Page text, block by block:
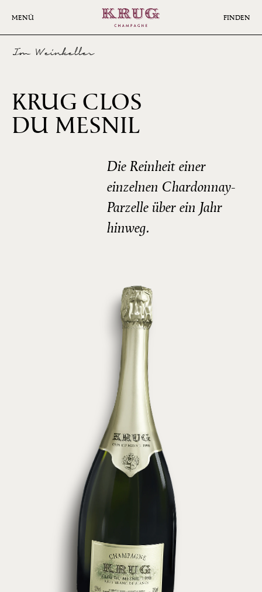
MENÜ FINDEN
Im Weinkeller
KRUG CLOS
DU MESNIL
Die Reinheit einer
einzelnen Chardonnay-
Parzelle über ein Jahr
hinweg.